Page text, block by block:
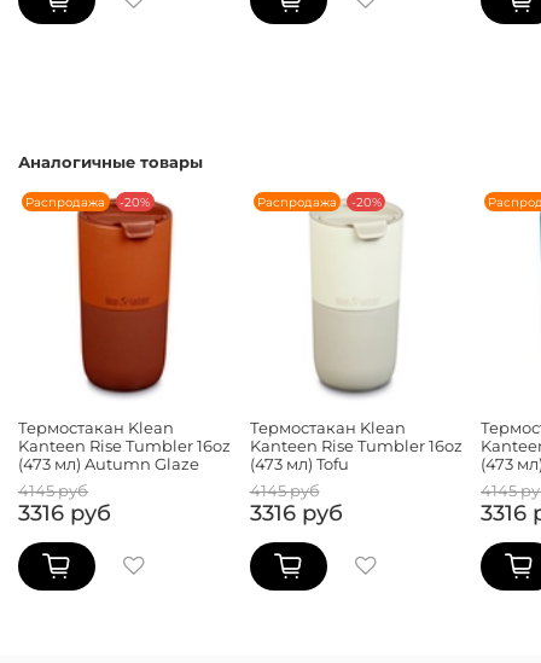
Аналогичные товары
Распродажа -20%
Термостакан Klean
Kanteen Rise Tumbler 16oz
(473 мл) Autumn Glaze
4145 руб
3316 руб
Распродажа -20%
Термостакан Klean
Kanteen Rise Tumbler 16oz
(473 мл) Tofu
4145 руб
3316 руб
(473
4145
3316